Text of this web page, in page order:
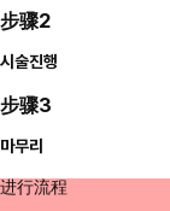
步骤2
시술진행
步骤3
마무리
进行流程